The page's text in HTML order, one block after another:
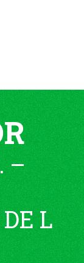
–
L